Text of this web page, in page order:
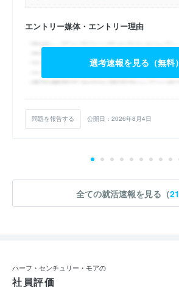
エントリー媒体・エントリー理由
選考速報を見る（無料）
問題を報告する 公開日：2026年8月4日
全ての就活速報を見る（21
ハーフ・センチュリー・モアの
社員評価